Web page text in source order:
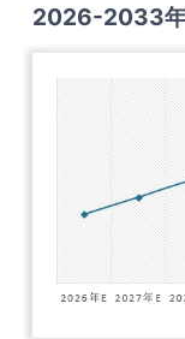
2026-2033